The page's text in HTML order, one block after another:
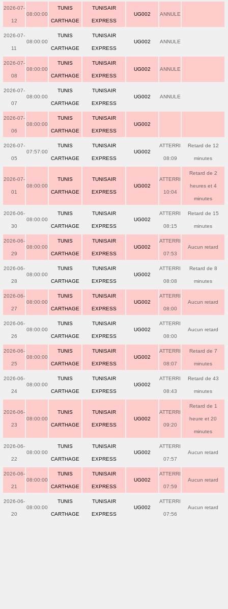
2026-07-
12
08:00:00
TUNIS
CARTHAGE
TUNISAIR
EXPRESS
UG002 ANNULE
2026-07-
11
08:00:00
TUNIS
CARTHAGE
TUNISAIR
EXPRESS
UG002 ANNULE
2026-07-
08
08:00:00
TUNIS
CARTHAGE
TUNISAIR
EXPRESS
UG002 ANNULE
2026-07-
07
08:00:00
TUNIS
CARTHAGE
TUNISAIR
EXPRESS
UG002 ANNULE
2026-07-
06
08:00:00
TUNIS
CARTHAGE
TUNISAIR
EXPRESS
UG002
2026-07-
05
07:57:00
TUNIS
CARTHAGE
TUNISAIR
EXPRESS
UG002
ATTERRI
08:09
Retard de 12
minutes
2026-07-
01
08:00:00
TUNIS
CARTHAGE
TUNISAIR
EXPRESS
UG002
ATTERRI
10:04
Retard de 2
heures et 4
minutes
2026-06-
30
08:00:00
TUNIS
CARTHAGE
TUNISAIR
EXPRESS
UG002
ATTERRI
08:15
Retard de 15
minutes
2026-06-
29
08:00:00
TUNIS
CARTHAGE
TUNISAIR
EXPRESS
UG002
ATTERRI
07:53
Aucun retard
2026-06-
28
08:00:00
TUNIS
CARTHAGE
TUNISAIR
EXPRESS
UG002
ATTERRI
08:08
Retard de 8
minutes
2026-06-
27
08:00:00
TUNIS
CARTHAGE
TUNISAIR
EXPRESS
UG002
ATTERRI
08:00
Aucun retard
2026-06-
26
08:00:00
TUNIS
CARTHAGE
TUNISAIR
EXPRESS
UG002
ATTERRI
08:00
Aucun retard
2026-06-
25
08:00:00
TUNIS
CARTHAGE
TUNISAIR
EXPRESS
UG002
ATTERRI
08:07
Retard de 7
minutes
2026-06-
24
08:00:00
TUNIS
CARTHAGE
TUNISAIR
EXPRESS
UG002
ATTERRI
08:43
Retard de 43
minutes
2026-06-
23
08:00:00
TUNIS
CARTHAGE
TUNISAIR
EXPRESS
UG002
ATTERRI
09:20
Retard de 1
heure et 20
minutes
2026-06-
22
08:00:00
TUNIS
CARTHAGE
TUNISAIR
EXPRESS
UG002
ATTERRI
07:57
Aucun retard
2026-06-
21
08:00:00
TUNIS
CARTHAGE
TUNISAIR
EXPRESS
UG002
ATTERRI
07:59
Aucun retard
2026-06-
20
08:00:00
TUNIS
CARTHAGE
TUNISAIR
EXPRESS
UG002
ATTERRI
07:56
Aucun retard